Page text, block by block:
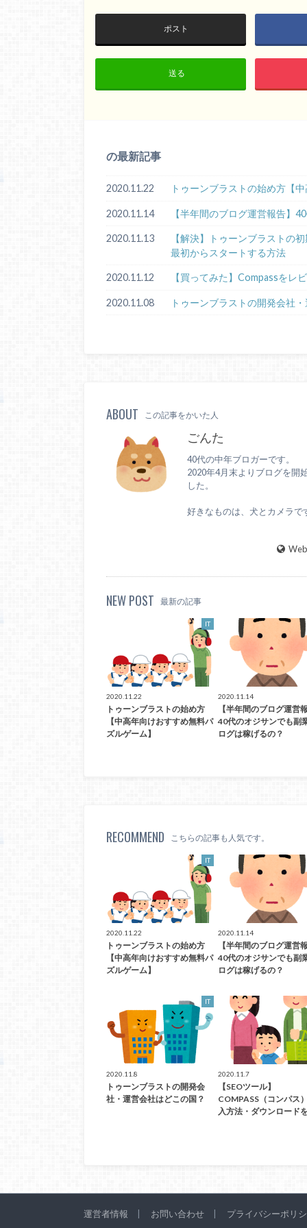
ポスト
送る
の最新記事
2020.11.22 トゥーンブラストの始め方【
2020.11.14 【半年間のブログ運営報告】
2020.11.13
【解決】トゥーンブラストの
最初からスタートする方法
2020.11.12 【買ってみた】Compassをレ
2020.11.08 トゥーンブラストの開発会社
ABOUT この記事をかいた人
ごんた
40代の中年ブロガーです。
2020年4月末よりブログを開
した。
好きなものは、犬とカメラで
NEW POST 最新の記事
IT
2020.11.22
トゥーンブラストの始め方
【中高年向けおすすめ無料パ
ズルゲーム】
2020.11.14
【半年間のブログ運営
40代のオジサンでも副
ログは稼げるの？
RECOMMEND こちらの記事も人気です。
IT
2020.11.22
トゥーンブラストの始め方
【中高年向けおすすめ無料パ
ズルゲーム】
2020.11.14
【半年間のブログ運営
40代のオジサンでも副
ログは稼げるの？
IT
2020.11.8
トゥーンブラストの開発会
社・運営会社はどこの国？
2020.11.7
【SEOツール】
COMPASS（コンパス
入方法・ダウンロード
運営者情報 お問い合わせ プライバシーポリ